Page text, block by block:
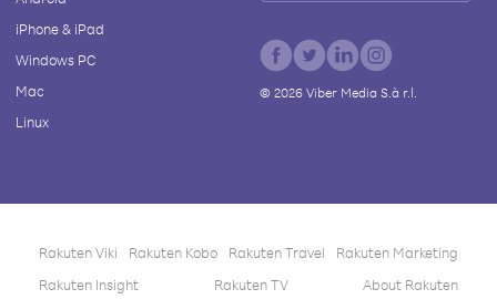
iPhone & iPad
Windows PC
Mac
Linux
© 2026Viber Media S.à r.l.
Rakuten Viki Rakuten Kobo Rakuten Travel
Rakuten Marketing
Rakuten Insight
Rakuten TV About Rakuten